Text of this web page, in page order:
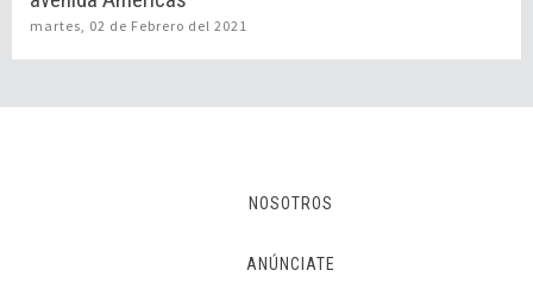
martes, 02 de Febrero del 2021
NOSOTROS
ANÚNCIATE